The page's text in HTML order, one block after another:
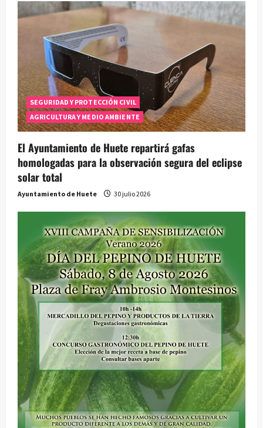
SEGURIDAD Y PROTECCIÓN CIVIL
AGRICULTURA Y MEDIO AMBIENTE
El Ayuntamiento de Huete repartirá gafas
homologadas para la observación segura del eclipse
solar total
Ayuntamiento de Huete 30 julio 2026